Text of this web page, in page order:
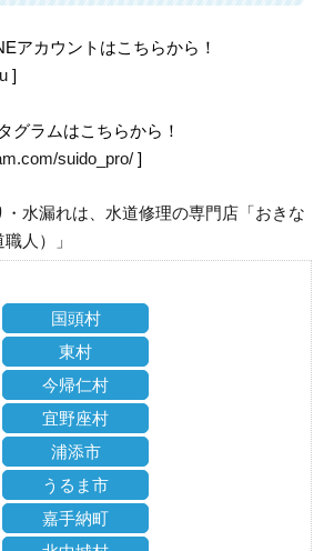
アカウントはこちらから！
]
グラムはこちらから！
suido_pro/ ]
水漏れは、水道修理の専門店「おきな
人）」
国頭村
東村
今帰仁村
宜野座村
浦添市
うるま市
嘉手納町